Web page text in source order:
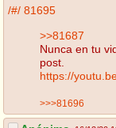
/#/ 81695
>>81687
Nunca en tu
post.
https://
>>>81696